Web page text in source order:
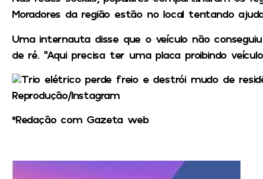
Moradores da região estão no local tentando
Uma internauta disse que o veículo não
de ré. “Aqui precisa ter uma placa proibindo
Trio elétrico perde freio e destrói mudo de
Reprodução/Instagram
*Redação com Gazeta web